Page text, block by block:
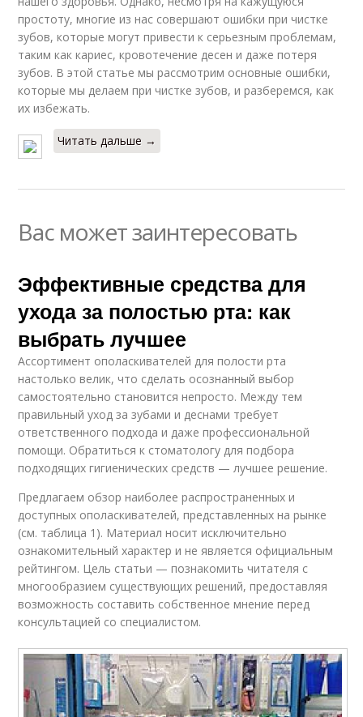
простоту, многие из нас совершают ошибки при чистке
зубов, которые могут привести к серьезным проблемам,
таким как кариес, кровотечение десен и даже потеря
зубов. В этой статье мы рассмотрим основные ошибки,
которые мы делаем при чистке зубов, и разберемся, как
их избежать.
Читать дальше →
Вас может заинтересовать
Эффективные средства для
ухода за полостью рта: как
выбрать лучшее
Ассортимент ополаскивателей для полости рта
настолько велик, что сделать осознанный выбор
самостоятельно становится непросто. Между тем
правильный уход за зубами и деснами требует
ответственного подхода и даже профессиональной
помощи. Обратиться к стоматологу для подбора
подходящих гигиенических средств — лучшее решение.
Предлагаем обзор наиболее распространенных и
доступных ополаскивателей, представленных на рынке
(см. таблица 1). Материал носит исключительно
ознакомительный характер и не является официальным
рейтингом. Цель статьи — познакомить читателя с
многообразием существующих решений, предоставляя
возможность составить собственное мнение перед
консультацией со специалистом.